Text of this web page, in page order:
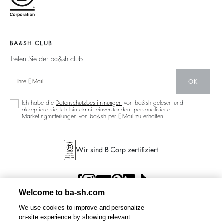
Rückenfrei
Nachhaltigkeit
125 Et Après
Neue Kollektion
BA&SH CLUB
Treten Sie der ba&sh club
OK
Ich habe die Datenschutzbestimmungen von ba&sh gelesen und
akzeptiere sie. Ich bin damit einverstanden, personalisierte
Marketingmitteilungen von ba&sh per E-Mail zu erhalten.
Wir sind B Corp zertifiziert
Welcome to ba-sh.com
We use cookies to improve and personalize
on-site experience by showing relevant